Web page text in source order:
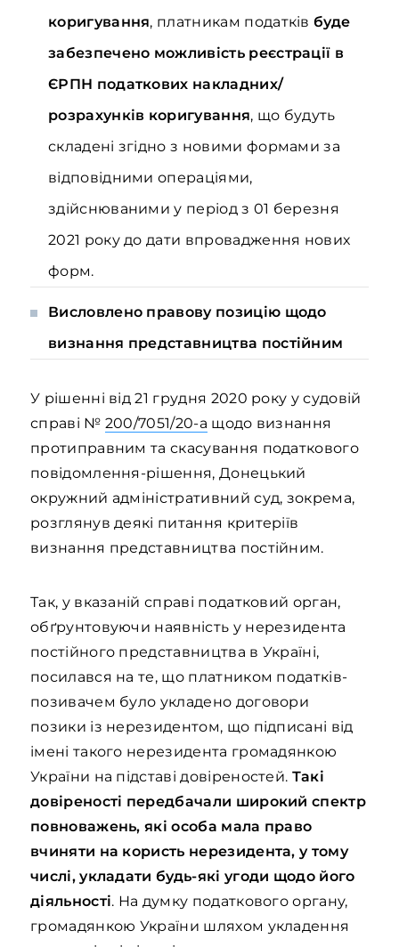
коригування, платникам податківбуде
забезпечено можливість реєстрації в
ЄРПН податкових накладних/
розрахунків коригування, що будуть
складені згідно з новими формами за
відповідними операціями,
здійснюваними у період з 01 березня
2021 року до дати впровадження нових
форм.
Висловлено правову позицію щодо
визнання представництва постійним
У рішенні від 21 грудня 2020 року у судовій
справі № 200/7051/20-а щодо визнання
протиправним та скасування податкового
повідомлення-рішення, Донецький
окружний адміністративний суд, зокрема,
розглянув деякі питання критеріїв
визнання представництва постійним.
Так, у вказаній справі податковий орган,
обґрунтовуючи наявність у нерезидента
постійного представництва в Україні,
посилався на те, що платником податків-
позивачем було укладено договори
позики із нерезидентом, що підписані від
імені такого нерезидента громадянкою
України на підставі довіреностей. Такі
довіреності передбачали широкий спектр
повноважень, які особа мала право
вчиняти на користь нерезидента, у тому
числі, укладати будь-які угоди щодо його
діяльності. На думку податкового органу,
громадянкою України шляхом укладення